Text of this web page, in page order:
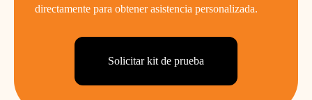
directamente para obtener asistencia personalizada.
Solicitar kit de prueba